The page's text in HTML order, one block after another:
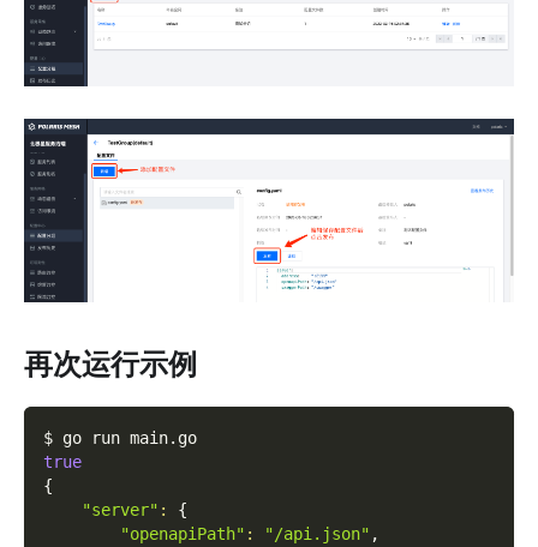
再次运行示例
$ go run main.go
true
{
"server" :
{
"openapiPath" : "/api.json" ,